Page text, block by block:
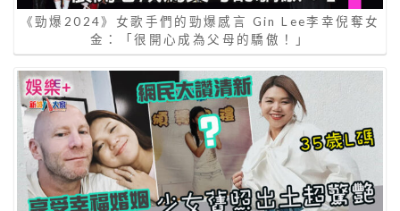
《勁爆2024》女歌手們的勁爆感言 Gin Lee李幸倪奪女
金：「很開心成為父母的驕傲！」